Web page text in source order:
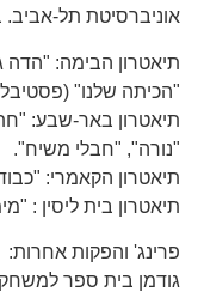
אוניברסיטת תל-אביב.
תיאטרון הבימה:
"הכיתה שלנו" (פסטיבל
תיאטרון באר-שבע:
"נורה", "חבלי משיח".
תיאטרון הקאמרי:
תיאטרון בית ליסין :
פרינג' והפקות אחרות:
גודמן בית ספר